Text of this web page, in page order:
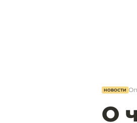
НОВОСТИ
О